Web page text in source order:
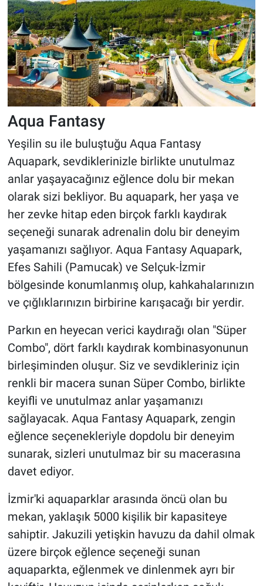
Aqua Fantasy
Yeşilin su ile buluştuğu Aqua Fantasy
Aquapark, sevdiklerinizle birlikte unutulmaz
anlar yaşayacağınız eğlence dolu bir mekan
olarak sizi bekliyor. Bu aquapark, her yaşa ve
her zevke hitap eden birçok farklı kaydırak
seçeneği sunarak adrenalin dolu bir deneyim
yaşamanızı sağlıyor. Aqua Fantasy Aquapark,
Efes Sahili (Pamucak) ve Selçuk-İzmir
bölgesinde konumlanmış olup, kahkahalarınızın
ve çığlıklarınızın birbirine karışacağı bir yerdir.
Parkın en heyecan verici kaydırağı olan "Süper
Combo", dört farklı kaydırak kombinasyonunun
birleşiminden oluşur. Siz ve sevdikleriniz için
renkli bir macera sunan Süper Combo, birlikte
keyifli ve unutulmaz anlar yaşamanızı
sağlayacak. Aqua Fantasy Aquapark, zengin
eğlence seçenekleriyle dopdolu bir deneyim
sunarak, sizleri unutulmaz bir su macerasına
davet ediyor.
İzmir'ki aquaparklar arasında öncü olan bu
mekan, yaklaşık 5000 kişilik bir kapasiteye
sahiptir. Jakuzili yetişkin havuzu da dahil olmak
üzere birçok eğlence seçeneği sunan
aquaparkta, eğlenmek ve dinlenmek ayrı bir